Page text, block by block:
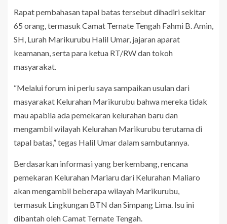
Rapat pembahasan tapal batas tersebut dihadiri sekitar
65 orang, termasuk Camat Ternate Tengah Fahmi B. Amin,
SH, Lurah Marikurubu Halil Umar, jajaran aparat
keamanan, serta para ketua RT/RW dan tokoh
masyarakat.
“Melalui forum ini perlu saya sampaikan usulan dari
masyarakat Kelurahan Marikurubu bahwa mereka tidak
mau apabila ada pemekaran kelurahan baru dan
mengambil wilayah Kelurahan Marikurubu terutama di
tapal batas,” tegas Halil Umar dalam sambutannya.
Berdasarkan informasi yang berkembang, rencana
pemekaran Kelurahan Mariaru dari Kelurahan Maliaro
akan mengambil beberapa wilayah Marikurubu,
termasuk Lingkungan BTN dan Simpang Lima. Isu ini
dibantah oleh Camat Ternate Tengah.